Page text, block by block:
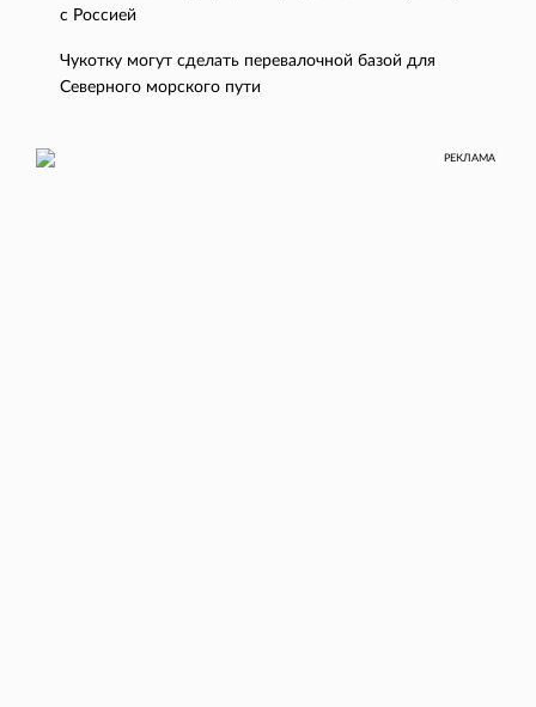
с Россией
Чукотку могут сделать перевалочной базой для
Северного морского пути
РЕКЛАМА